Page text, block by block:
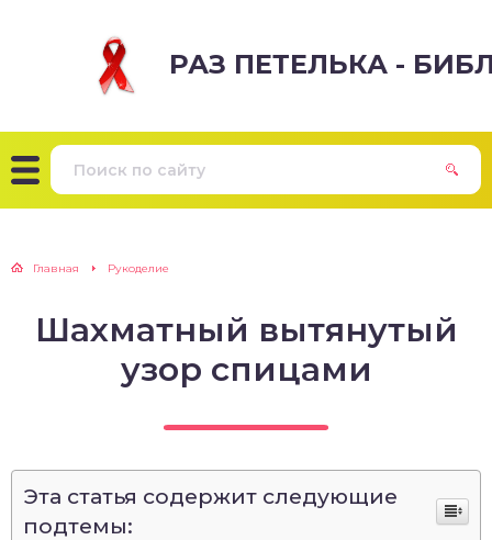
РАЗ ПЕТЕЛЬКА -
Главная Рукоделие
Шахматный вытянутый
узор спицами
Эта статья содержит следующие
подтемы: